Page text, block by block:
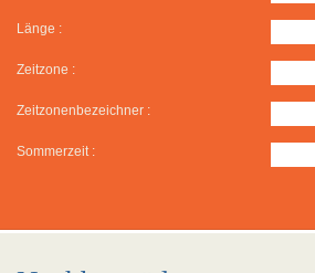
Länge :
Zeitzone :
Zeitzonenbezeichner :
Sommerzeit :